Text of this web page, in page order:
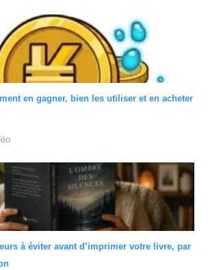
en gagner, bien les utiliser et en acheter
à éviter avant d’imprimer votre livre, par